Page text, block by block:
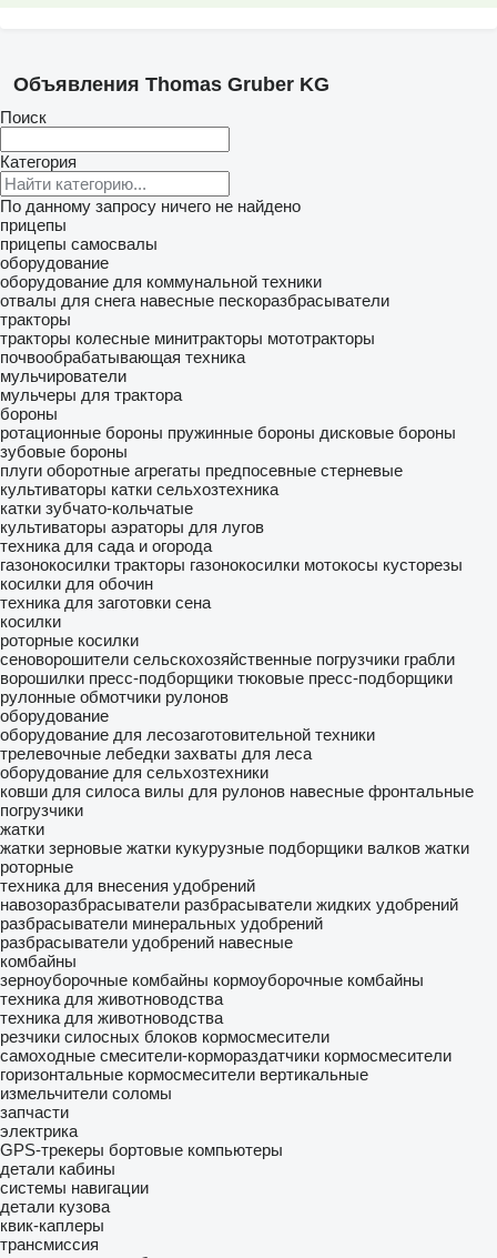
Объявления Thomas Gruber KG
Поиск
Категория
По данному запросу ничего не найдено
прицепы
прицепы самосвалы
оборудование
оборудование для коммунальной техники
отвалы для снега навесные пескоразбрасыватели
тракторы
тракторы колесные минитракторы мототракторы
почвообрабатывающая техника
мульчирователи
мульчеры для трактора
бороны
ротационные бороны пружинные бороны дисковые бороны
зубовые бороны
плуги оборотные агрегаты предпосевные стерневые
культиваторы катки сельхозтехника
катки зубчато-кольчатые
культиваторы аэраторы для лугов
техника для сада и огорода
газонокосилки тракторы газонокосилки мотокосы кусторезы
косилки для обочин
техника для заготовки сена
косилки
роторные косилки
сеноворошители сельскохозяйственные погрузчики грабли
ворошилки пресс-подборщики тюковые пресс-подборщики
рулонные обмотчики рулонов
оборудование
оборудование для лесозаготовительной техники
трелевочные лебедки захваты для леса
оборудование для сельхозтехники
ковши для силоса вилы для рулонов навесные фронтальные
погрузчики
жатки
жатки зерновые жатки кукурузные подборщики валков жатки
роторные
техника для внесения удобрений
навозоразбрасыватели разбрасыватели жидких удобрений
разбрасыватели минеральных удобрений
разбрасыватели удобрений навесные
комбайны
зерноуборочные комбайны кормоуборочные комбайны
техника для животноводства
техника для животноводства
резчики силосных блоков кормосмесители
самоходные смесители-кормораздатчики кормосмесители
горизонтальные кормосмесители вертикальные
измельчители соломы
запчасти
электрика
GPS-трекеры бортовые компьютеры
детали кабины
системы навигации
детали кузова
квик-каплеры
трансмиссия